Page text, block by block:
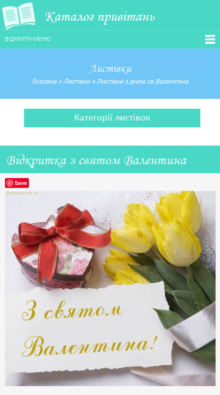
Каталог привітань
ВІДКРИТИ МЕНЮ
Листівки
Головна» Листівки» Листівки з днем св.Валентина
Категорії листівок
Відкритка з святом Валентина
Save